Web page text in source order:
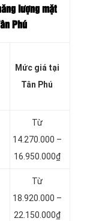
lượng mặt
Phú
Mức giá tại
Tân Phú
Từ
14.270.000 –
16.950.000₫
Từ
18.920.000 –
22.150.000₫